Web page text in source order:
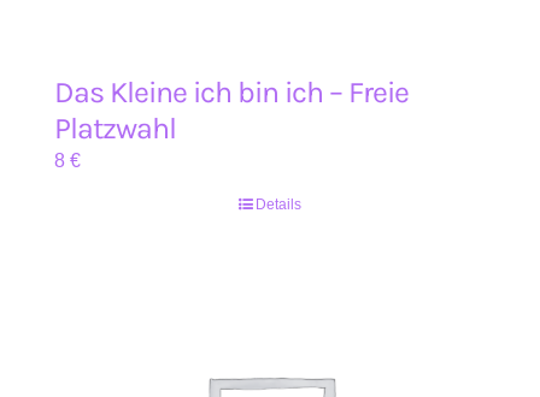
Das Kleine ich bin ich – Freie
Platzwahl
8 €
Details